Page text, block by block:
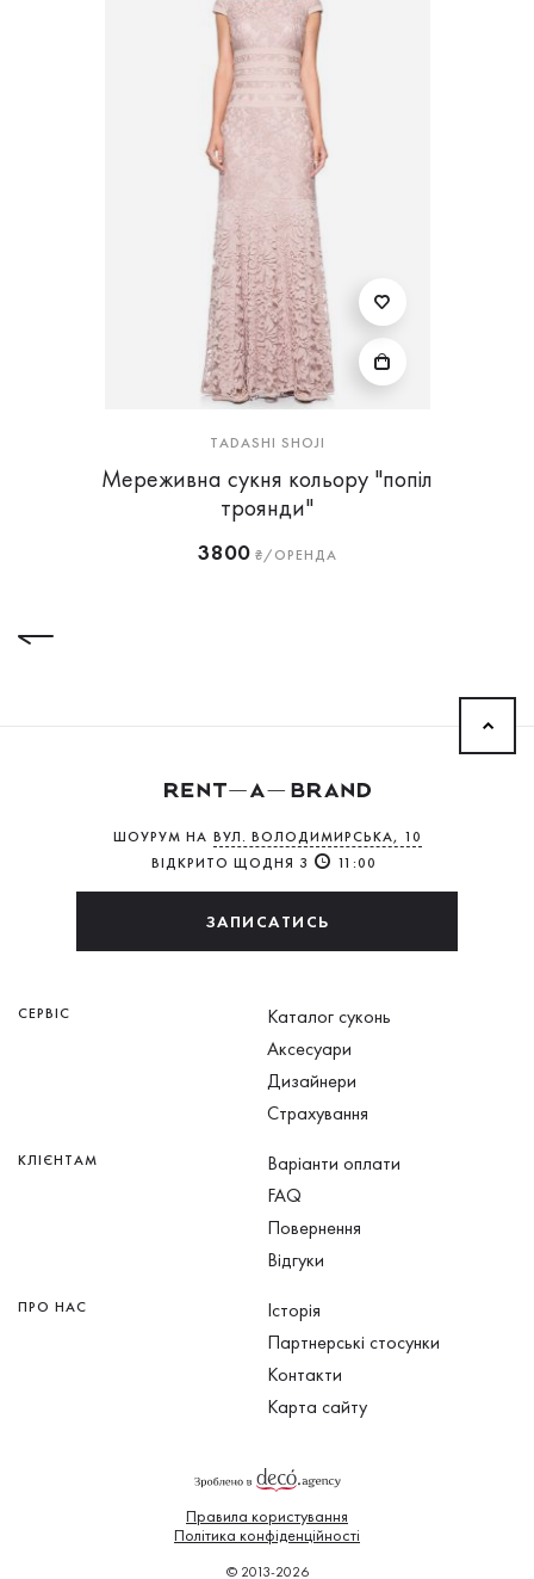
TADASHI SHOJI
Мереживна сукня кольору "попіл
троянди"
3800₴/ОРЕНДА
ШОУРУМ НА ВУЛ. ВОЛОДИМИРСЬКА, 10
ВІДКРИТО ЩОДНЯ З
11:00
ЗАПИСАТИСЬ
СЕРВІС
Каталог суконь
Аксесуари
Дизайнери
Страхування
КЛІЄНТАМ
Варіанти оплати
FAQ
Повернення
Відгуки
ПРО НАС
Історія
Партнерські стосунки
Контакти
Карта сайту
Правила користування
Політика конфіденційності
© 2013-2026